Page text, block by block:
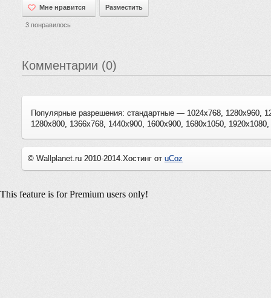
Мне нравится
Мне нравится Разместить
3 понравилось
Комментарии (0)
Популярные разрешения: стандартные — 1024x768, 1280x960,
1280x800, 1366x768, 1440x900, 1600x900, 1680x1050,
© Wallplanet.ru 2010-2014.Хостинг от uCoz
This feature is for Premium users only!